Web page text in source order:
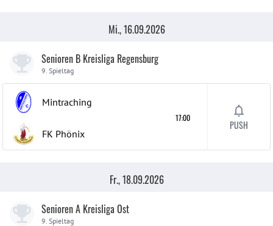
Mi., 16.09.2026
Senioren B Kreisliga Regensburg
9. Spieltag
Mintraching
FK Phönix
17:00
PUSH
Fr., 18.09.2026
Senioren A Kreisliga Ost
9. Spieltag